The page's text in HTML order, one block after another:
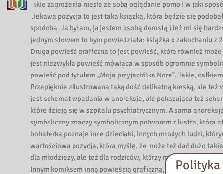
i
s
j
i
E
d
u
k
a
c
j
i
N
a
jakie zagrożenia niesie ze sobą oglądanie porno i w jaki
ciekawa pozycja to jest taka książka, która będzie się
spodoba. Ja byłam, ja jestem osobą dorosłą i też mi się
jednym słowem to bym powiedziała: książka o zakochaniu z
Druga powieść graficzna to jest powieść, która również
jest niezwykła powieść mówiąca w sposób ogromnie
powieść pod tytułem „Moja przyjaciółka Nore”. Takie,
Przepięknie zilustrowana taką dość delikatną kreską, ale
jest schemat wpadania w anoreksje, ale pokazująca też
które dzieją się w szpitalu psychiatrycznym. A sama
symboliczny znaczy symbolicznym potworem z lustra, która
bohaterka poznaje inne dzieciaki, innych młodych ludzi,
wartościowa pozycja, która myślę, że może też dać dużo
dla młodzieży, ale też dla rodziców, którzy mogą przybliżyć
Innym komiksem inną powieścią graficzną, którą myślę, że